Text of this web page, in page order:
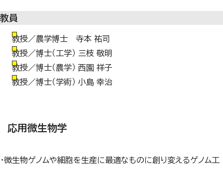
教員
教授／農学博士 寺本 祐司
教授／博士（工学） 三枝 敬明
教授／博士（農学） 西園 祥子
教授／博士（学術） 小島 幸治
応用微生物学
・微生物ゲノムや細胞を生産に最適なものに創り変えるゲノム工